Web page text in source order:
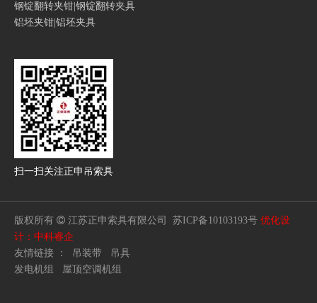
钢锭翻转夹钳|钢锭翻转夹具
铝坯夹钳|铝坯夹具
扫一扫 关注正申吊索具
版权所有  江苏正申索具有限公司 苏ICP备10103193号 优化设
计：中科睿企
友情链接 ： 吊装带
吊具
发电机组
屋顶空调机组